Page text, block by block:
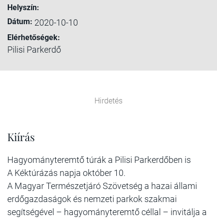
Helyszín:
Dátum: 2020-10-10
Elérhetőségek:
Pilisi Parkerdő
Hirdetés
Kiírás
Hagyományteremtő túrák a Pilisi Parkerdőben is
A Kéktúrázás napja október 10.
A Magyar Természetjáró Szövetség a hazai állami
erdőgazdaságok és nemzeti parkok szakmai
segítségével – hagyományteremtő céllal – invitálja a